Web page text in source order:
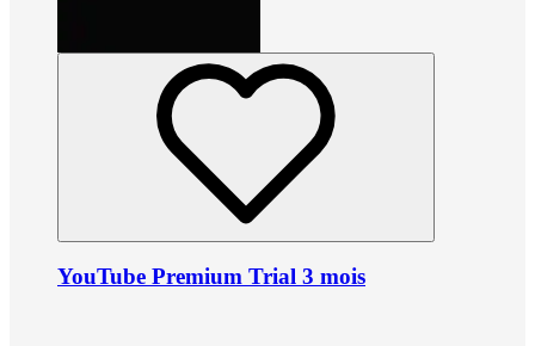
YouTube Premium Trial 3 mois